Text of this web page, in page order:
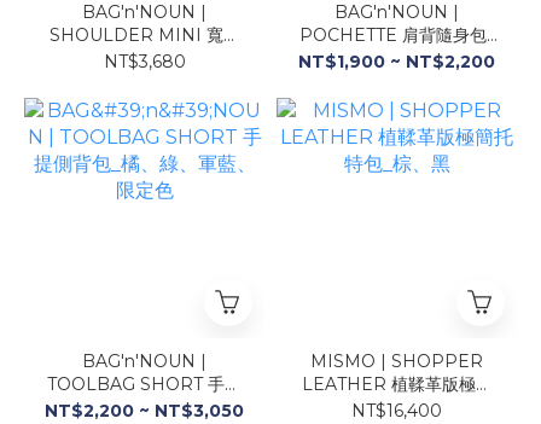
BAG'n'NOUN |
SHOULDER MINI 寬底
隨身包_黃、藍、卡其
NT$3,680
BAG'n'NOUN |
POCHETTE 肩背隨身包_
紅、橘、綠、黃、藍、限定
NT$1,900 ~ NT$2,200
BAG'n'NOUN |
TOOLBAG SHORT 手提
側背包_橘、綠、軍藍、限
NT$2,200 ~ NT$3,050
MISMO | SHOPPER
LEATHER 植鞣革版極簡
托特包_棕、黑
NT$16,400